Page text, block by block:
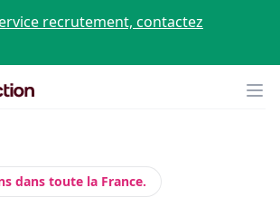
recrutement, contactez
dans toute la France.